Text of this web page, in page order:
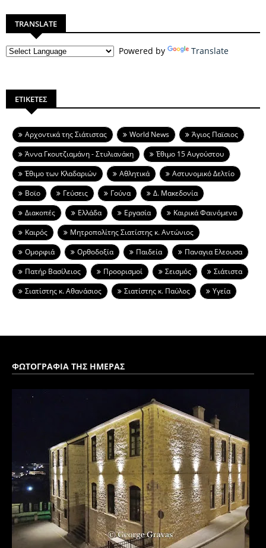
TRANSLATE
Powered by Translate
ΕΤΙΚΕΤΕΣ
Aρχοντικά της Σιάτιστας World News
Άγιος Παϊσιος
Άννα Γκουτζιαμάνη - Στυλιανάκη
Έθιμο 15 Αυγούστου
Έθιμο των Κλαδαριών
Αθλητικά
Αστυνομικό Δελτίο
Βοϊο
Γεύσεις Γούνα
Δ. Μακεδονία
Διακοπές
Ελλάδα Εργασία
Καιρικά Φαινόμενα
Καιρός
Μητροπολίτης Σιατίστης κ. Αντώνιος
Ομορφιά
Ορθοδοξία Παιδεία
Παναγια Ελεουσα
Πατήρ Βασίλειος
Προορισμοί Σεισμός
Σιάτιστα
Σιατίστης κ. Αθανάσιος
Σιατίστης κ. Παύλος Υγεία
ΦΩΤΟΓΡΑΦΙΑ ΤΗΣ ΗΜΕΡΑΣ